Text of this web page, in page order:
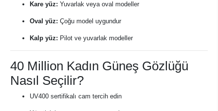
Kare yüz: Yuvarlak veya oval modeller
Oval yüz: Çoğu model uygundur
Kalp yüz: Pilot ve yuvarlak modeller
40 Million Kadın Güneş Gözlüğü
Nasıl Seçilir?
UV400 sertifikalı cam tercih edin